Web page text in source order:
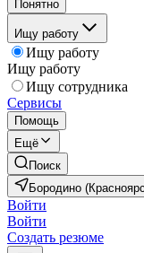
Понятно
Ищу работу
Ищу работу
Ищу работу
Ищу сотрудника
Сервисы
Помощь
Ещё
Поиск
Бородино
Войти
Войти
Создать резюме